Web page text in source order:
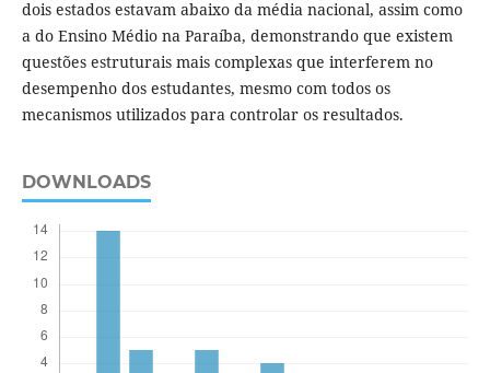
dois estados estavam abaixo da média nacional, assim como
a do Ensino Médio na Paraíba, demonstrando que existem
questões estruturais mais complexas que interferem no
desempenho dos estudantes, mesmo com todos os
mecanismos utilizados para controlar os resultados.
DOWNLOADS